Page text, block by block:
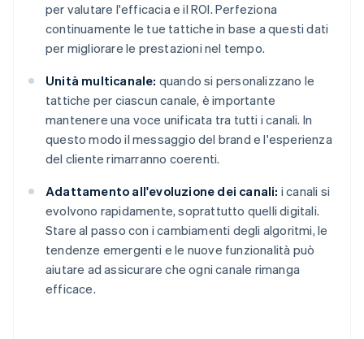
per valutare l'efficacia e il ROI. Perfeziona
continuamente le tue tattiche in base a questi dati
per migliorare le prestazioni nel tempo.
Unità multicanale: quando si personalizzano le
tattiche per ciascun canale, è importante
mantenere una voce unificata tra tutti i canali. In
questo modo il messaggio del brand e l'esperienza
del cliente rimarranno coerenti.
Adattamento all'evoluzione dei canali: i canali si
evolvono rapidamente, soprattutto quelli digitali.
Stare al passo con i cambiamenti degli algoritmi, le
tendenze emergenti e le nuove funzionalità può
aiutare ad assicurare che ogni canale rimanga
efficace.